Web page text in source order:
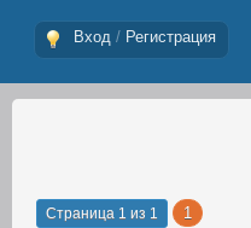
Вход / Регистрация
Страница 1 из 1 1